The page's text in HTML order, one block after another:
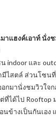
แฮงค์เอาท์ นั่งช
indoor และ
มีไสตล์ ส่วนโซน
กมานั่งชมวิวใจก
ที่ได้ไป
นข้างเป็นกันเอง